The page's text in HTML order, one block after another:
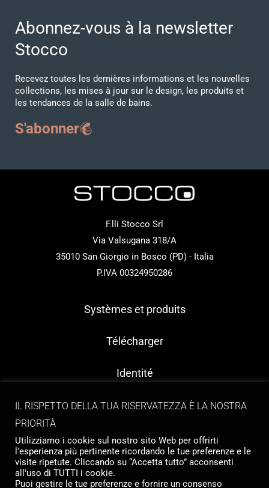
Abonnez-vous à la newsletter
Stocco
Recevez toutes les dernières informations et les nouvelles
collections, les mises à jour sur le design, les produits et
les tendances de la salle de bains.
S'abonner
F.lli Stocco Srl
Via Valsugana 318/A
35010 San Giorgio in Bosco (PD) - Italia
P.IVA 00324950286
Systèmes et produits
Télécharger
Identité
Contact
IL RISPETTO DELLA TUA RISERVATEZZA È LA NOSTRA
PRIORITÀ
Utilizziamo i cookie sul nostro sito Web per offrirti
l'esperienza più pertinente ricordando le tue preferenze e le
visite ripetute. Cliccando su “Accetta tutto” acconsenti
all'uso di TUTTI i cookie.
Puoi gestire le tue preferenze e fornire un consenso